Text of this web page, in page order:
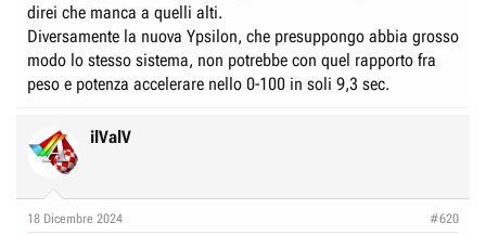
direi che manca a quelli alti.
Diversamente la nuova Ypsilon, che presuppongo abbia grosso
modo lo stesso sistema, non potrebbe con quel rapporto fra
peso e potenza accelerare nello 0-100 in soli 9,3 sec.
ilValV
18 Dicembre 2024 #620